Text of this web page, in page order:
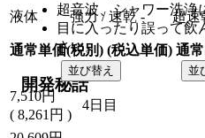
超音波、シャワー洗浄
目に入ったり誤って
さい。
開発秘話
液体 強力 / 速乾 - 超速
通常単価(税別) (税込単価)
並び替え
通
並
7,510円
( 8,261 円 )
4日目